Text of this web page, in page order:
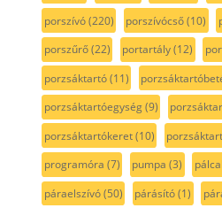
porszívó(220) porszívócső(10)
porszűrő(22) portartály(12)
porzsáktartó(11)
porzsáktartóegység(9)
porzsáktartókeret(10)
programóra (7) pumpa (3)
páraelszívó(50) párásító(1)